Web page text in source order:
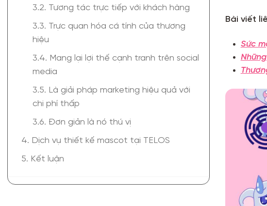
3.2. Tương tác trực tiếp với khách hàng
3.3. Trực quan hóa cá tính của thương
hiệu
3.4. Mang lại lợi thế cạnh tranh trên social
media
3.5. Là giải pháp marketing hiệu quả với
chi phí thấp
3.6. Đơn giản là nó thú vị
4. Dịch vụ thiết kế mascot tại TELOS
5. Kết luận
Bài viết
Sức